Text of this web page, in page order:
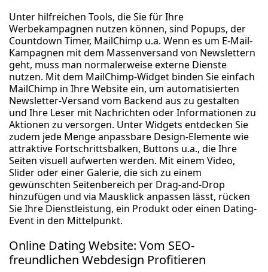
Unter hilfreichen Tools, die Sie für Ihre
Werbekampagnen nutzen können, sind Popups, der
Countdown Timer, MailChimp u.a. Wenn es um E-Mail-
Kampagnen mit dem Massenversand von Newslettern
geht, muss man normalerweise externe Dienste
nutzen. Mit dem MailChimp-Widget binden Sie einfach
MailChimp in Ihre Website ein, um automatisierten
Newsletter-Versand vom Backend aus zu gestalten
und Ihre Leser mit Nachrichten oder Informationen zu
Aktionen zu versorgen. Unter Widgets entdecken Sie
zudem jede Menge anpassbare Design-Elemente wie
attraktive Fortschrittsbalken, Buttons u.a., die Ihre
Seiten visuell aufwerten werden. Mit einem Video,
Slider oder einer Galerie, die sich zu einem
gewünschten Seitenbereich per Drag-and-Drop
hinzufügen und via Mausklick anpassen lässt, rücken
Sie Ihre Dienstleistung, ein Produkt oder einen Dating-
Event in den Mittelpunkt.
Online Dating Website: Vom SEO-
freundlichen Webdesign Profitieren